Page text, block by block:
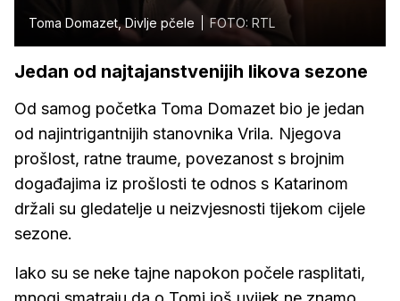
Toma Domazet, Divlje pčele FOTO: RTL
Jedan od najtajanstvenijih likova sezone
Od samog početka Toma Domazet bio je jedan
od najintrigantnijih stanovnika Vrila. Njegova
prošlost, ratne traume, povezanost s brojnim
događajima iz prošlosti te odnos s Katarinom
držali su gledatelje u neizvjesnosti tijekom cijele
sezone.
Iako su se neke tajne napokon počele rasplitati,